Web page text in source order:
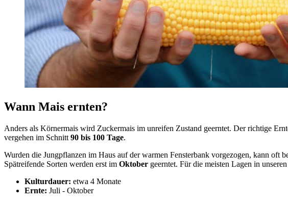
Wann Mais ernten?
Anders als Körnermais wird Zuckermais im unreifen Zustand geerntet. Der richtige
vergehen im Schnitt 90 bis 100 Tage.
Wurden die Jungpflanzen im Haus auf der warmen Fensterbank vorgezogen, kann oft
Spätreifende Sorten werden erst im Oktober geerntet. Für die meisten Lagen in
Kulturdauer: etwa 4 Monate
Ernte: Juli - Oktober